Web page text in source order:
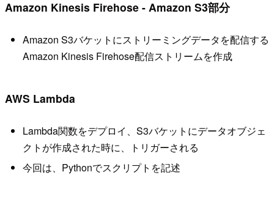
Amazon Kinesis Firehose - Amazon S3部分
Amazon S3バケットにストリーミングデータを配信する
Amazon Kinesis Firehose配信ストリームを作成
AWS Lambda
Lambda関数をデプロイ、S3バケットにデータオブジェ
クトが作成された時に、トリガーされる
今回は、Pythonでスクリプトを記述